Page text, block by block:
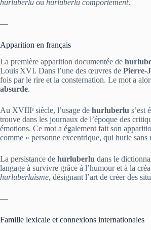
hurluberlu ou hurluberlu comportement.
—
Apparition en français
La première apparition documentée de
Louis XVI. Dans l’une des œuvres de
fois par le rire et la consternation. Le mot a
absurde.
Au XVIIIᵉ siècle, l’usage de hurluberlu s’est
trouve dans les journaux de l’époque des
émotions. Ce mot a également fait son
comme « personne excentrique, qui hurle sans
La persistance de hurluberlu dans le
langage à survivre grâce à l’humour et à la
hurluberluisme, désignant l’art de créer des
—
Famille lexicale et connexions internationales